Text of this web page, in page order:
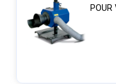
POUR